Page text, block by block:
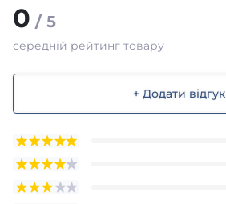
0 / 5
середній рейтинг товару
+ Додати відгук